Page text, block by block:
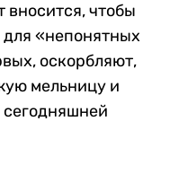
вносится, чтобы
для «непонятных
оскорбляют,
мельницу и